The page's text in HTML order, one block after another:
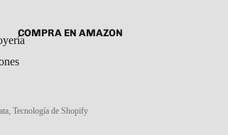
CADENAS Y COLLARES
PULSERAS DAMA
COMPRA EN AMAZON
, Tecnología de Shopify